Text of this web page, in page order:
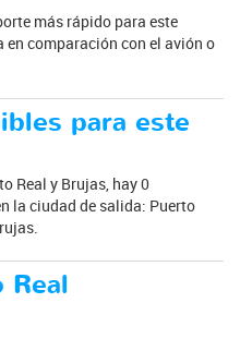
más rápido para este
comparación con el avión o
para este
Real y Brujas, hay 0
la ciudad de salida: Puerto
Real